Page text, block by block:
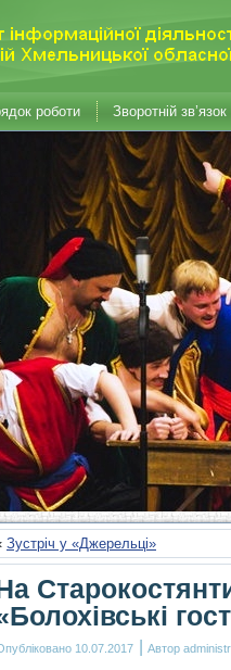
роботи Зворотній зв’язок
Зустріч у «Джерельці»
10.07.2017 | Автор